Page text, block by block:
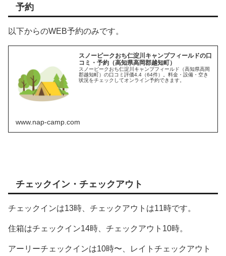
予約
以下からのWEB予約のみです。
スノーピークおち仁淀川キャンプフィールドの口
コミ・予約（高知県高岡郡越知町）
スノーピークおち仁淀川キャンプフィールド（高知県高岡
郡越知町）の口コミ評価4.4（64件）。料金・設備・空き
状況をチェックしてオンライン予約できます。
www.nap-camp.com
チェックイン・チェックアウト
チェックインは13時、チェックアウトは11時です。
住箱はチェックイン14時、チェックアウト10時。
アーリーチェックインは10時〜、レイトチェックアウト